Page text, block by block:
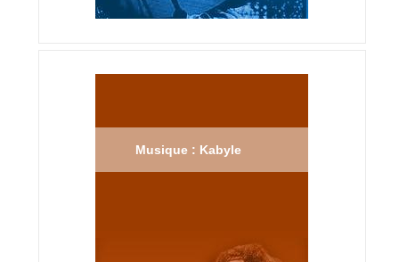
Musique : Kabyle